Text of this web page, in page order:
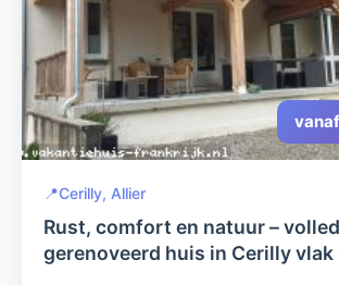
📍Cerilly, Allier
Rust, comfort en natuur –
gerenoveerd huis in Cerilly vlak